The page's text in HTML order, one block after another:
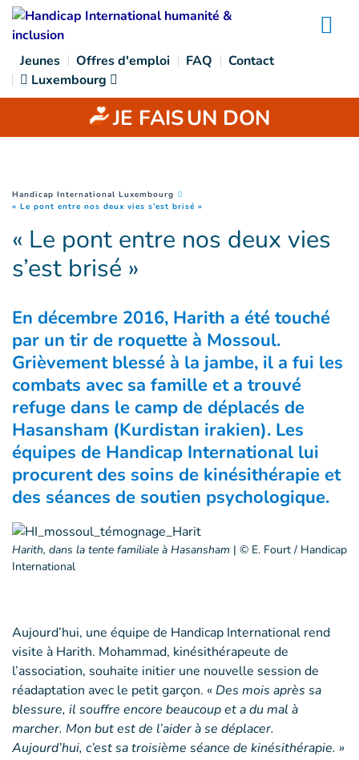
Goto main content
Jeunes Offres d'emploi FAQ
Contact
Luxembourg
JE FAISUN DON
You are here :
Handicap International Luxembourg
« Le pont entre nos deux vies s’est brisé »
« Le pont entre nos deux vies
s’est brisé »
En décembre 2016, Harith a été touché
par un tir de roquette à Mossoul.
Grièvement blessé à la jambe, il a fui les
combats avec sa famille et a trouvé
refuge dans le camp de déplacés de
Hasansham (Kurdistan irakien). Les
équipes de Handicap International lui
procurent des soins de kinésithérapie et
des séances de soutien psychologique.
Harith, dans la tente familiale à Hasansham | © E. Fourt / Handicap
International
Aujourd’hui, une équipe de Handicap International rend
visite à Harith. Mohammad, kinésithérapeute de
l’association, souhaite initier une nouvelle session de
réadaptation avec le petit garçon. « Des mois après sa
blessure, il souffre encore beaucoup et a du mal à
marcher. Mon but est de l’aider à se déplacer.
Aujourd’hui, c’est sa troisième séance de kinésithérapie. »